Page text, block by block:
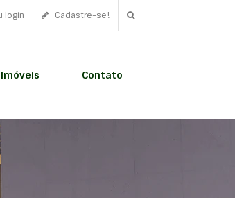
login Cadastre-se!
Contato